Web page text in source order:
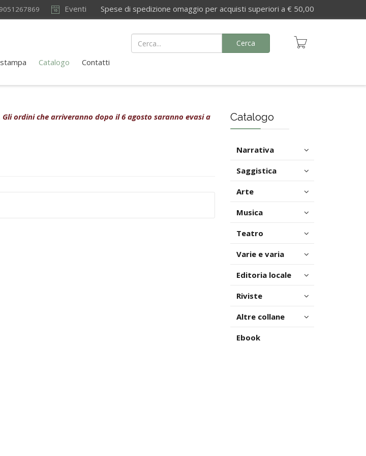
Eventi Spese di spedizione omaggio per acquisti superiori a € 50,00
Catalogo Contatti
Cerca
ordini che arriveranno dopo il 6 agosto saranno evasi a
Catalogo
Narrativa
Saggistica
Arte
Musica
Teatro
Varie e varia
Editoria locale
Riviste
Altre collane
Ebook